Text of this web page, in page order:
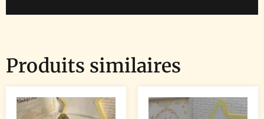
Produits similaires